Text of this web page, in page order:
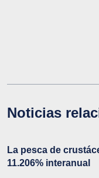
Noticias
La pesca de
11.206% interanual